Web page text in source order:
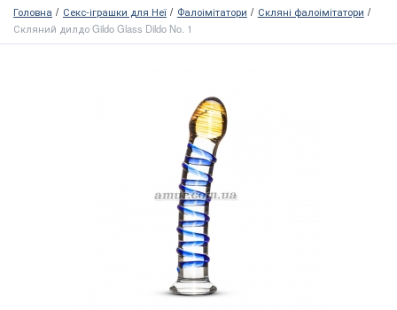
Головна Секс-іграшки для Неї Фалоімітатори
Скляні фалоімітатори
Скляний дилдо Gildo Glass Dildo No. 1